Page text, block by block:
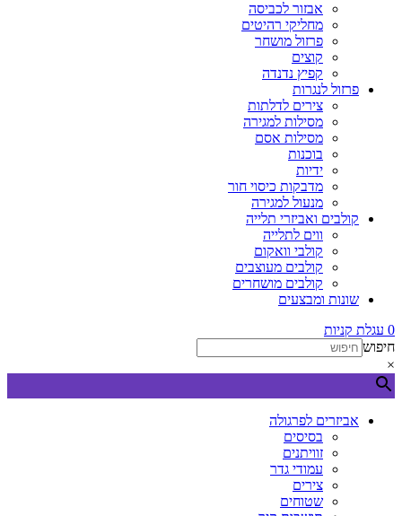
אבזור לכביסה
מחליקי רהיטים
פרזול מושחר
קוצים
קפיץ נדנדה
פרזול לנגרות
צירים לדלתות
מסילות למגירה
מסילות אסם
בוכנות
ידיות
מדבקות כיסוי חור
מנעול למגירה
קולבים ואביזרי תלייה
ווים לתלייה
קולבי וואקום
קולבים מעוצבים
קולבים מושחרים
שונות ומבצעים
0 עגלת קניות
חיפוש
×
אביזרים לפרגולה
בסיסים
זוויתנים
עמודי גדר
צירים
שטוחים